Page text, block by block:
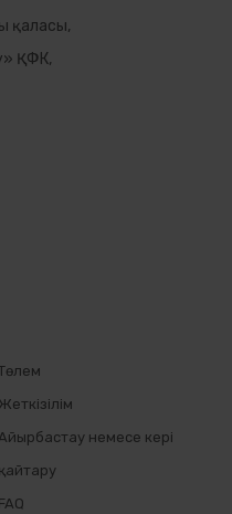
қаласы,
ҚФК,
Жеткізілім
немесе кері
қайтару
FAQ